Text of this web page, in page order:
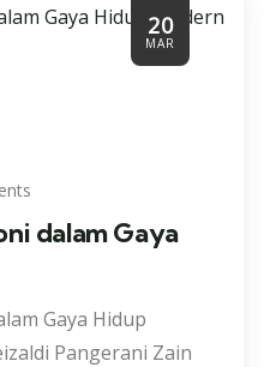
20
MAR
dalam Gaya
Gaya Hidup
Pangerani Zain